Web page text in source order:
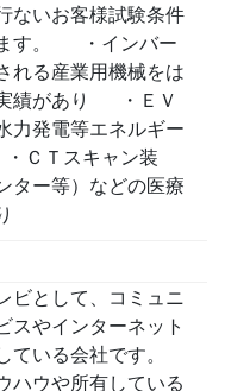
ないお客様試験条件
ます。 ・インバー
れる産業用機械をは
実績があり ・ＥＶ
力発電等エネルギー
ＣＴスキャン装
ター等）などの医療
ビとして、コミュニ
スやインターネット
いる会社です。
ハウや所有している